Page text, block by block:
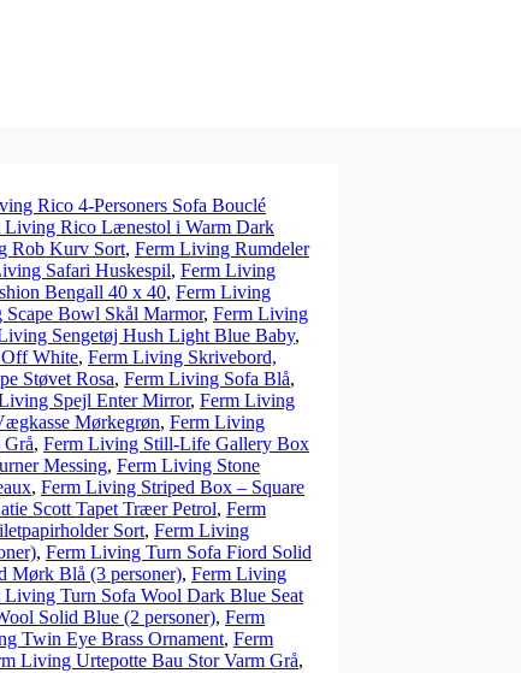
Rico 4-Personers Sofa Bouclé
Living Rico Lænestol i Warm Dark
Rob Kurv Sort, Ferm Living Rumdeler
Safari Huskespil, Ferm Living
Bengall 40 x 40, Ferm Living
Bowl Skål Marmor, Ferm Living
Sengetøj Hush Light Blue Baby,
White, Ferm Living Skrivebord,
Støvet Rosa, Ferm Living Sofa Blå,
Spejl Enter Mirror, Ferm Living
Mørkegrøn, Ferm Living
, Ferm Living Still-Life Gallery Box
Messing, Ferm Living Stone
, Ferm Living Striped Box – Square
Scott Tapet Træer Petrol, Ferm
Sort, Ferm Living
, Ferm Living Turn Sofa Fiord Solid
Mørk Blå (3 personer), Ferm Living
Living Turn Sofa Wool Dark Blue Seat
Solid Blue (2 personer), Ferm
Twin Eye Brass Ornament, Ferm
Living Urtepotte Bau Stor Varm Grå,